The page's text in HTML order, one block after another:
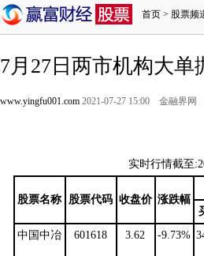
首页 > 股票频
7月27日两市机构大单
www.yingfu001.com 2021-07-27 15:00 金融界网
实时行情截至
股票名称 股票代码 收盘价 涨跌幅
中国中冶
601618 3.62 -9.73%